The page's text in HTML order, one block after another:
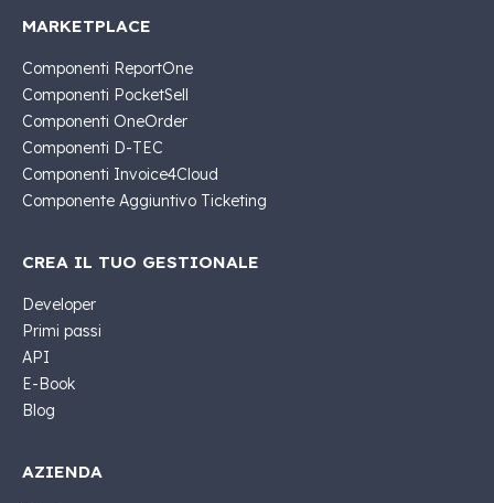
MARKETPLACE
Componenti ReportOne
Componenti PocketSell
Componenti OneOrder
Componenti D-TEC
Componenti Invoice4Cloud
Componente Aggiuntivo Ticketing
CREA IL TUO GESTIONALE
Developer
Primi passi
API
E-Book
Blog
AZIENDA